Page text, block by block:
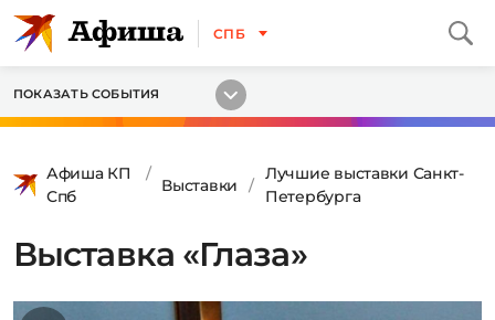
СПБ
ПОКАЗАТЬ СОБЫТИЯ
Афиша КП
Спб
Выставки
Лучшие выставки Санкт-
Петербурга
Выставка «Глаза»